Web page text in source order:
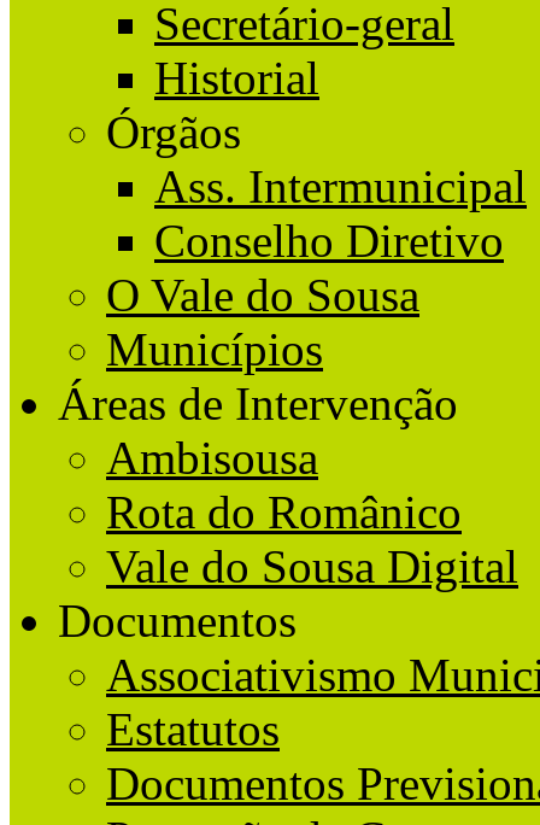
Secretário-geral
Historial
Órgãos
Ass. Intermunicipal
Conselho Diretivo
O Vale do Sousa
Municípios
Áreas de Intervenção
Ambisousa
Rota do Românico
Vale do Sousa Digital
Documentos
Associativismo
Estatutos
Documentos